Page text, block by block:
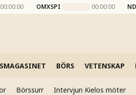
00:00:00 OMXSPI 00:00:00
BÖRS VETENSKAP
Börssurr Intervjun Kielos möter